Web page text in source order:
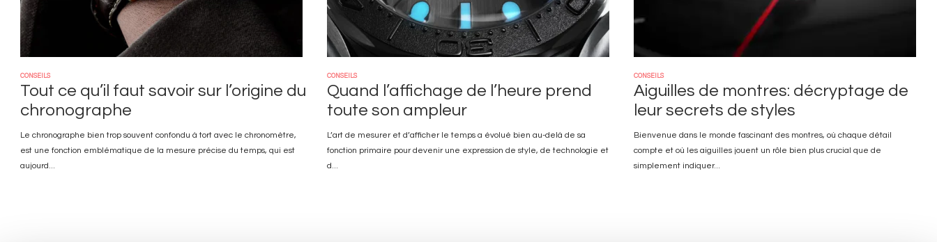
CONSEILS
Tout ce qu’il faut savoir sur l’origine du
chronographe
Le chronographe bien trop souvent confondu à tort avec le chronomètre,
est une fonction emblématique de la mesure précise du temps, qui est
aujourd...
CONSEILS
Quand l’affichage de l’heure prend
toute son ampleur
L’art de mesurer et d’afficher le temps a évolué bien au-delà de sa
fonction primaire pour devenir une expression de style, de technologie et
d...
CONSEILS
Aiguilles de montres: décryptage de
leur secrets de styles
Bienvenue dans le monde fascinant des montres, où chaque détail
compte et où les aiguilles jouent un rôle bien plus crucial que de
simplement indiquer...